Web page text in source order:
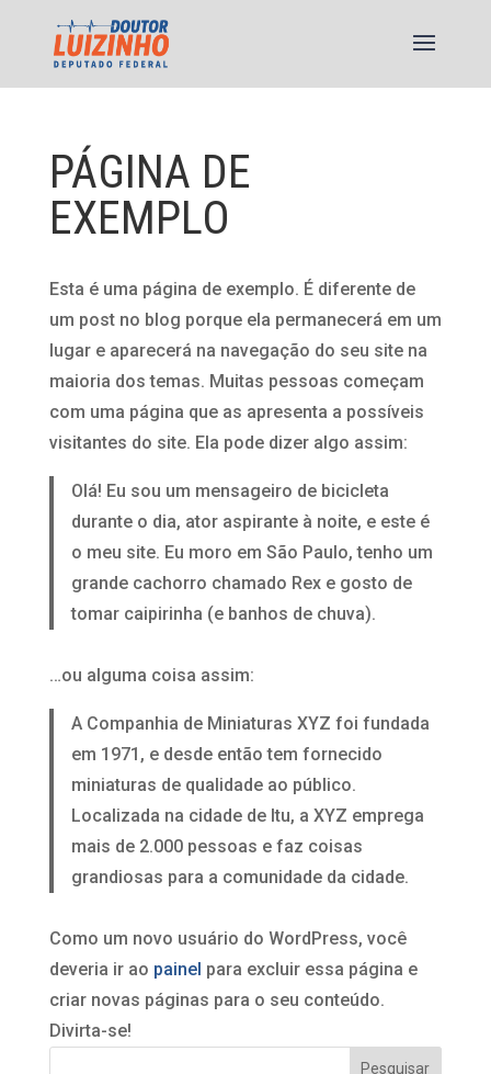
PÁGINA DE
EXEMPLO
Esta é uma página de exemplo. É diferente de
um post no blog porque ela permanecerá em um
lugar e aparecerá na navegação do seu site na
maioria dos temas. Muitas pessoas começam
com uma página que as apresenta a possíveis
visitantes do site. Ela pode dizer algo assim:
Olá! Eu sou um mensageiro de bicicleta
durante o dia, ator aspirante à noite, e este é
o meu site. Eu moro em São Paulo, tenho um
grande cachorro chamado Rex e gosto de
tomar caipirinha (e banhos de chuva).
…ou alguma coisa assim:
A Companhia de Miniaturas XYZ foi fundada
em 1971, e desde então tem fornecido
miniaturas de qualidade ao público.
Localizada na cidade de Itu, a XYZ emprega
mais de 2.000 pessoas e faz coisas
grandiosas para a comunidade da cidade.
Como um novo usuário do WordPress, você
deveria ir ao painel para excluir essa página e
criar novas páginas para o seu conteúdo.
Divirta-se!